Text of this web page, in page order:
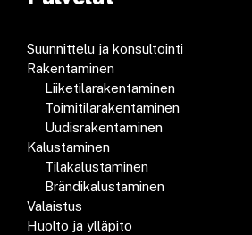
Suunnittelu ja konsultointi
Rakentaminen
Liiketilarakentaminen
Toimitilarakentaminen
Uudisrakentaminen
Kalustaminen
Tilakalustaminen
Brändikalustaminen
Valaistus
Huolto ja ylläpito